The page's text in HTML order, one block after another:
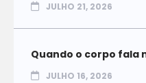
JULHO 21, 2026
Quando o corpo fala
JULHO 16, 2026